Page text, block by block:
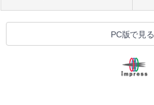
PC版で見る